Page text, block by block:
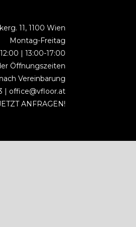
11, 1100 Wien
Montag-Freitag
| 13:00-17:00
Öffnungszeiten
Vereinbarung
| office@vfloor.at
ANFRAGEN!